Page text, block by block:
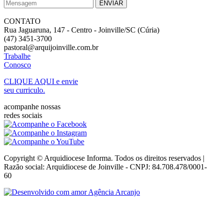
CONTATO
Rua Jaguaruna, 147 - Centro - Joinville/SC (Cúria)
(47) 3451-3700
pastoral@arquijoinville.com.br
Trabalhe
Conosco
CLIQUE AQUI e envie
seu curriculo.
acompanhe nossas
redes sociais
Copyright © Arquidiocese Informa. Todos os direitos reservados |
Razão social: Arquidiocese de Joinville - CNPJ: 84.708.478/0001-
60